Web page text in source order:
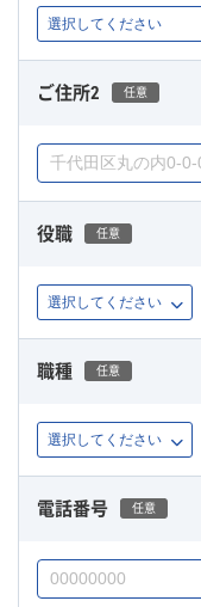
ご住所2 任意
役職 任意
職種 任意
電話番号 任意